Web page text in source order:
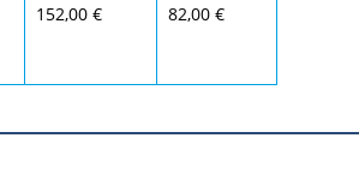
152,00 € 82,00 €